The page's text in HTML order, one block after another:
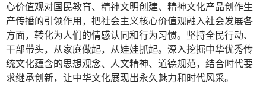
心价值观对国民教育、精神文明创建、精神文化产品创作生
产传播的引领作用，把社会主义核心价值观融入社会发展各
方面，转化为人们的情感认同和行为习惯。坚持全民行动、
干部带头，从家庭做起，从娃娃抓起。深入挖掘中华优秀传
统文化蕴含的思想观念、人文精神、道德规范，结合时代要
求继承创新，让中华文化展现出永久魅力和时代风采。